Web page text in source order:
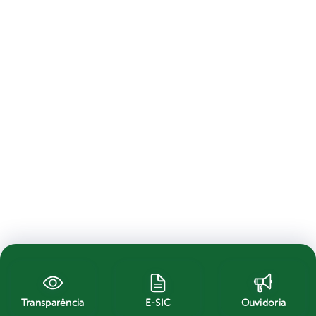
Transparência E-SIC Ouvidoria